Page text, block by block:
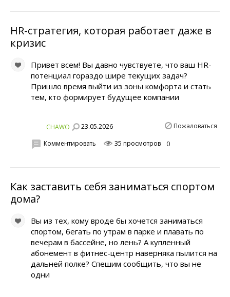
HR-стратегия, которая работает даже в
кризис
Привет всем! Вы давно чувствуете, что ваш HR-
потенциал гораздо шире текущих задач?
Пришло время выйти из зоны комфорта и стать
тем, кто формирует будущее компании
CHAWO 23.05.2026 Пожаловаться
Комментировать 35 просмотров 0
Как заставить себя заниматься спортом
дома?
Вы из тех, кому вроде бы хочется заниматься
спортом, бегать по утрам в парке и плавать по
вечерам в бассейне, но лень? А купленный
абонемент в фитнес-центр наверняка пылится на
дальней полке? Спешим сообщить, что вы не
одни